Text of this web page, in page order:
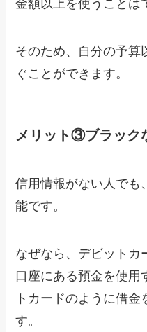
金額以上を使うことは
そのため、自分の予算
ぐことができます。
メリット③ブラック
信用情報がない人でも
能です。
なぜなら、デビットカ
口座にある預金を使用
トカードのように借
す。